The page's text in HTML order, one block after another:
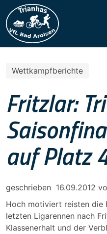
Wettkampfberichte
Fritzlar:
auf Platz
geschrieben 16.09.2012
Hoch motiviert reisten die
letzten Ligarennen nach
Klassenerhalt und der